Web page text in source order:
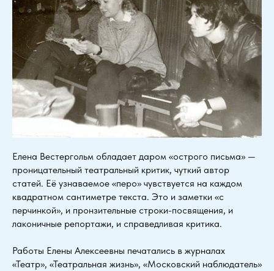
Елена Вестергольм обладает даром «острого письма» —
проницательный театральный критик, чуткий автор
статей. Её узнаваемое «перо» чувствуется на каждом
квадратном сантиметре текста. Это и заметки «с
перчинкой», и пронзительные строки-посвящения, и
лаконичные репортажи, и справедливая критика.
Работы Елены Алексеевны печатались в журналах
«Театр», «Театральная жизнь», «Московский наблюдатель»